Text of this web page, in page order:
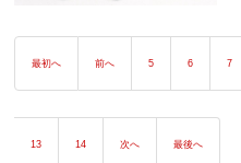
最初へ 前へ 5 6 7
13 14 次へ 最後へ